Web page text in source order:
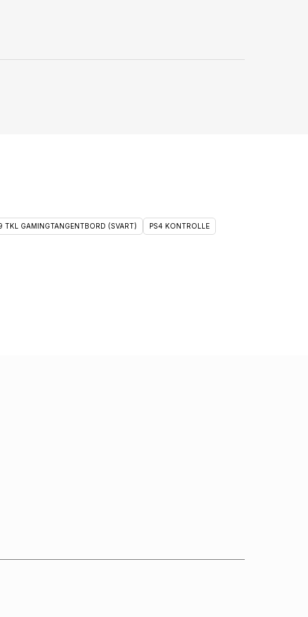
TKL GAMINGTANGENTBORD (SVART) PS4 KONTROLLE